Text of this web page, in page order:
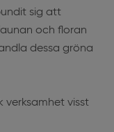
sig att
och floran
dessa gröna
verksamhet visst